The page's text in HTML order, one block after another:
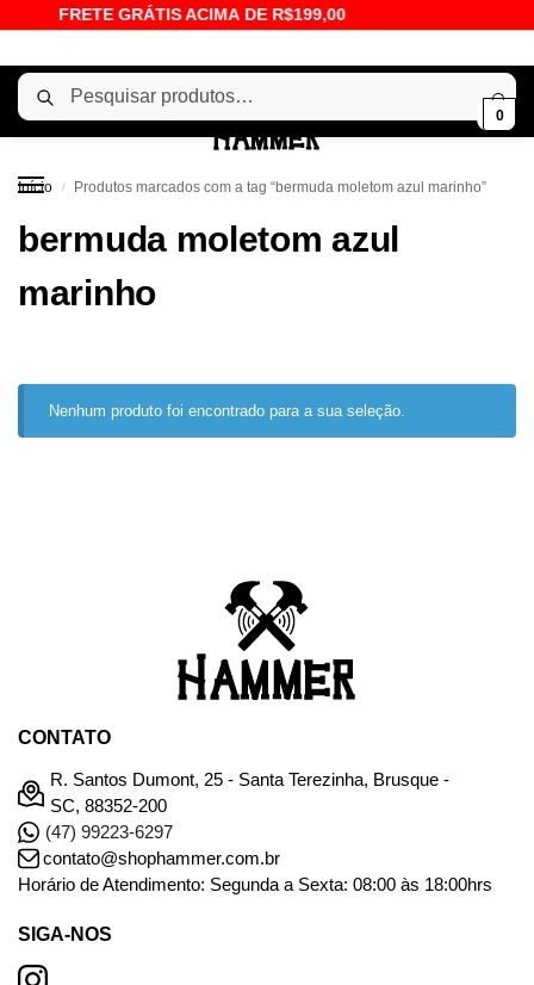
FRETE GRÁTIS ACIMA DE R$199,00
0
Início / Produtos marcados com a tag “bermuda moletom azul marinho”
bermuda moletom azul
marinho
Nenhum produto foi encontrado para a sua seleção.
CONTATO
R. Santos Dumont, 25 - Santa Terezinha, Brusque -
SC, 88352-200
(47) 99223-6297
contato@shophammer.com.br
Horário de Atendimento: Segunda a Sexta: 08:00 às 18:00hrs
SIGA-NOS